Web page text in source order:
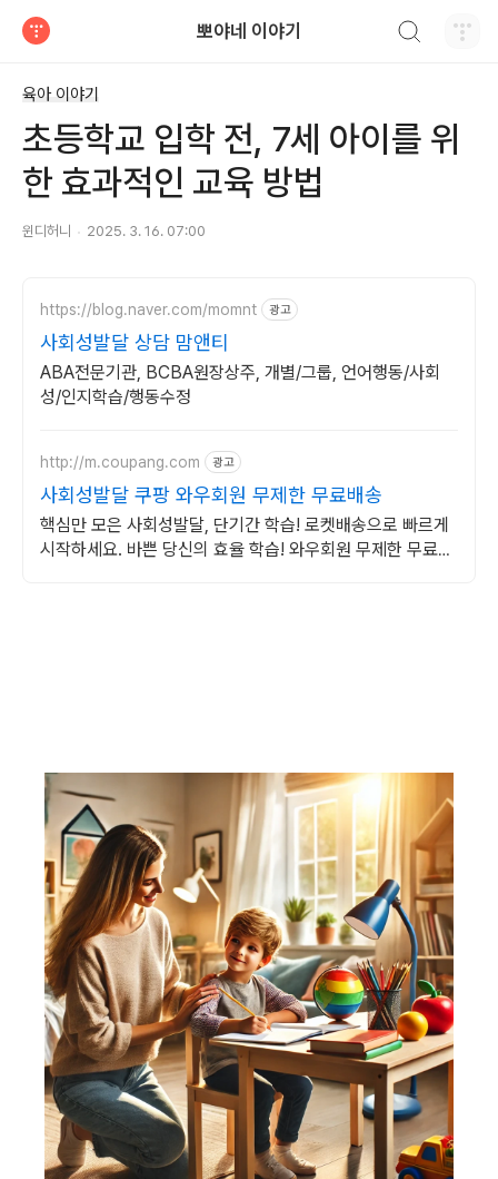
뽀야네 이야기
육아 이야기
초등학교 입학 전, 7세 아이를 위
한 효과적인 교육 방법
윈디허니 2025. 3. 16. 07:00
https://blog.naver.com/momnt 광고
사회성발달 상담 맘앤티
ABA전문기관, BCBA원장상주, 개별/그룹, 언어행동/사회
성/인지학습/행동수정
http://m.coupang.com 광고
사회성발달 쿠팡 와우회원 무제한 무료배송
핵심만 모은 사회성발달, 단기간 학습! 로켓배송으로 빠르게
시작하세요. 바쁜 당신의 효율 학습! 와우회원 무제한 무료배